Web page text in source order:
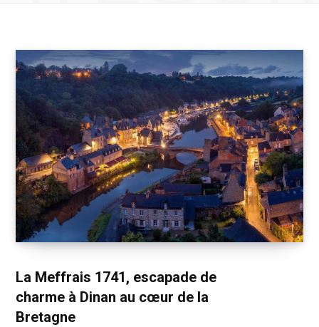
La Meffrais 1741, escapade de
charme à Dinan au cœur de la
Bretagne